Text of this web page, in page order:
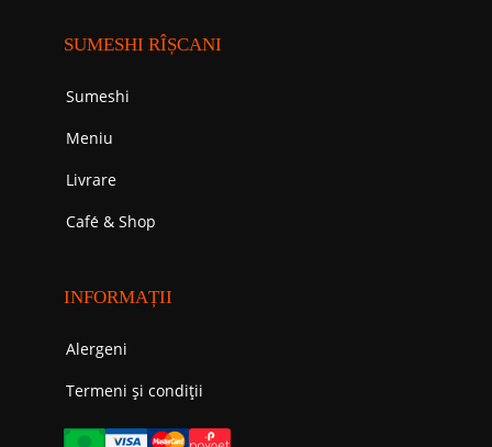
SUMESHI RÎȘCANI
Sumeshi
Meniu
Livrare
Cafе́ & Shop
INFORMAȚII
Alergeni
Termeni și condiții